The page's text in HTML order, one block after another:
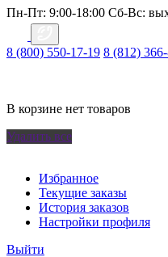
Пн-Пт: 9:00-18:00 Cб-Вс:
8 (800) 550-17-19 8 (812)
В корзине нет товаров
Удалить все
Избранное
Текущие заказы
История заказов
Настройки профиля
Выйти